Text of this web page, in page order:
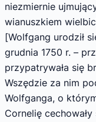
niezmiernie
wianuszkiem
[Wolfgang urodził
grudnia 1750 r. –
przypatrywała się
Wszędzie za nim
Wolfganga, o
Cornelię